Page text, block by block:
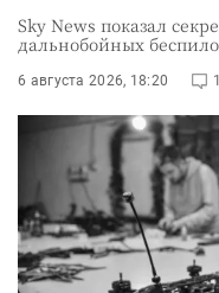
Sky News показал
дальнобойных
6 августа 2026, 18:20